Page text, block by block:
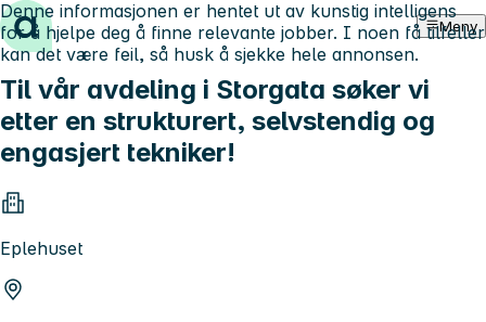
Hopp til innhold Meny
Til vår avdeling i Storgata søker vi
etter en strukturert, selvstendig og
engasjert tekniker!
Eplehuset
Denne informasjonen er hentet ut av kunstig intelligens
for å hjelpe deg å finne relevante jobber. I noen få tilfeller
kan det være feil, så husk å sjekke hele annonsen.